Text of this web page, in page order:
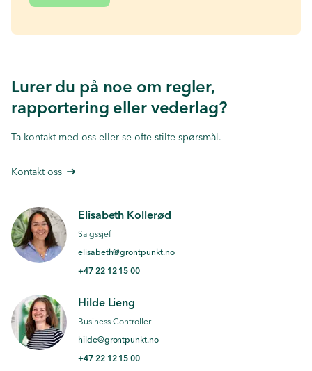
Lurer du på noe om regler,
rapportering eller vederlag?
Ta kontakt med oss eller se ofte stilte spørsmål.
Kontakt oss
Elisabeth Kollerød
Salgssjef
elisabeth@grontpunkt.no
+47 22 12 15 00
Hilde Lieng
Business Controller
hilde@grontpunkt.no
+47 22 12 15 00